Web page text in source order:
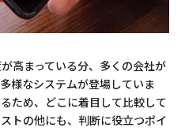
高まっている分、多くの会社が
様なシステムが登場していま
ため、どこに着目して比較して
トの他にも、判断に役立つポイ